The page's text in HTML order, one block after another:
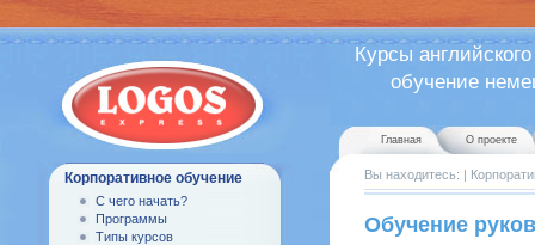
Курсы
обучение
Корпоративное обучение
С чего начать?
Программы
Типы курсов
Главная О проекте
Вы находитесь: |
Обучение